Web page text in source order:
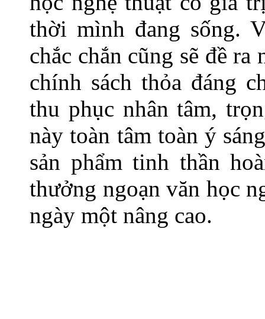
thời mình đang sống.
chắc chắn cũng sẽ đề
chính sách thỏa đáng
thu phục nhân tâm,
này toàn tâm toàn ý
sản phẩm tinh thần
thưởng ngoạn văn học
ngày một nâng cao.